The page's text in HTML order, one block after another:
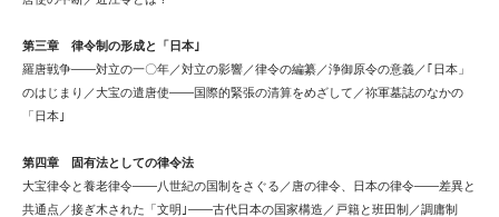
第三章 律令制の形成と「日本｣
羅唐戦争――対立の一〇年／対立の影響／律令の編纂／浄御原令の意義／｢日本」
のはじまり／大宝の遣唐使――国際的緊張の清算をめざして／祢軍墓誌のなかの
「日本｣
第四章 固有法としての律令法
大宝律令と養老律令――八世紀の国制をさぐる／唐の律令、日本の律令――差異と
共通点／接ぎ木された「文明｣――古代日本の国家構造／戸籍と班田制／調庸制